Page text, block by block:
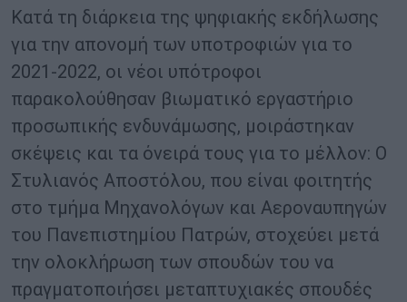
Κατά τη διάρκεια της ψηφιακής εκδήλωσης
για την απονομή των υποτροφιών για το
2021-2022, οι νέοι υπότροφοι
παρακολούθησαν βιωματικό εργαστήριο
προσωπικής ενδυνάμωσης, μοιράστηκαν
σκέψεις και τα όνειρά τους για το μέλλον: Ο
Στυλιανός Αποστόλου, που είναι φοιτητής
στο τμήμα Μηχανολόγων και Αεροναυπηγών
του Πανεπιστημίου Πατρών, στοχεύει μετά
την ολοκλήρωση των σπουδών του να
πραγματοποιήσει μεταπτυχιακές σπουδές